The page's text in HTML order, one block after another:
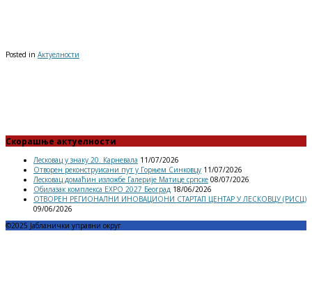
Posted in Актуелности
Скорашње актуелности
Лесковац у знаку 20. Карневала 11/07/2026
Отворен реконструисани пут у Горњем Синковцу 11/07/2026
Лесковац домаћин изложбе Галерије Матице српске 08/07/2026
Обилазак комплекса EXPO 2027 Београд 18/06/2026
ОТВОРЕН РЕГИОНАЛНИ ИНОВАЦИОНИ СТАРТАП ЦЕНТАР У ЛЕСКОВЦУ (РИСЦ)
09/06/2026
©2025 Јабланички управни округ